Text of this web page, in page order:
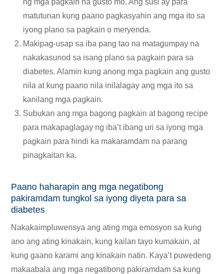
ng mga pagkain na gusto mo. Ang susi ay para
matutunan kung paano pagkasyahin ang mga ito sa
iyong plano sa pagkain o meryenda.
Makipag-usap sa iba pang tao na matagumpay na
nakakasunod sa isang plano sa pagkain para sa
diabetes. Alamin kung anong mga pagkain ang gusto
nila at kung paano nila inilalagay ang mga ito sa
kanilang mga pagkain.
Subukan ang mga bagong pagkain at bagong recipe
para makapaglagay ng iba’t ibang uri sa iyong mga
pagkain para hindi ka makaramdam na parang
pinagkaitan ka.
Paano haharapin ang mga negatibong
pakiramdam tungkol sa iyong diyeta para sa
diabetes
Nakakaimpluwensya ang ating mga emosyon sa kung
ano ang ating kinakain, kung kailan tayo kumakain, at
kung gaano karami ang kinakain natin. Kaya’t puwedeng
makaabala ang mga negatibong pakiramdam sa kung